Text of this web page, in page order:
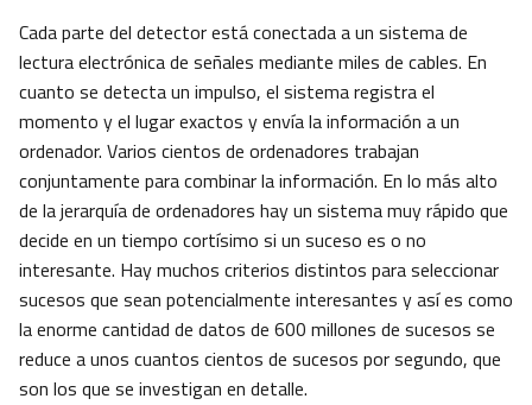
Cada parte del detector está conectada a un sistema de
lectura electrónica de señales mediante miles de cables. En
cuanto se detecta un impulso, el sistema registra el
momento y el lugar exactos y envía la información a un
ordenador. Varios cientos de ordenadores trabajan
conjuntamente para combinar la información. En lo más alto
de la jerarquía de ordenadores hay un sistema muy rápido que
decide en un tiempo cortísimo si un suceso es o no
interesante. Hay muchos criterios distintos para seleccionar
sucesos que sean potencialmente interesantes y así es como
la enorme cantidad de datos de 600 millones de sucesos se
reduce a unos cuantos cientos de sucesos por segundo, que
son los que se investigan en detalle.